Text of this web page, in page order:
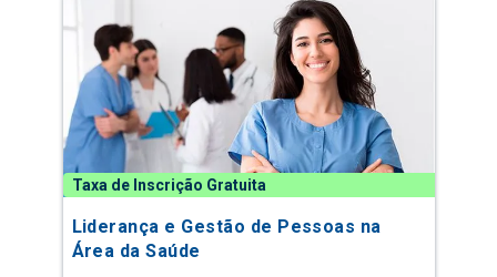
Taxa de Inscrição Gratuita
Liderança e Gestão de Pessoas na
Área da Saúde